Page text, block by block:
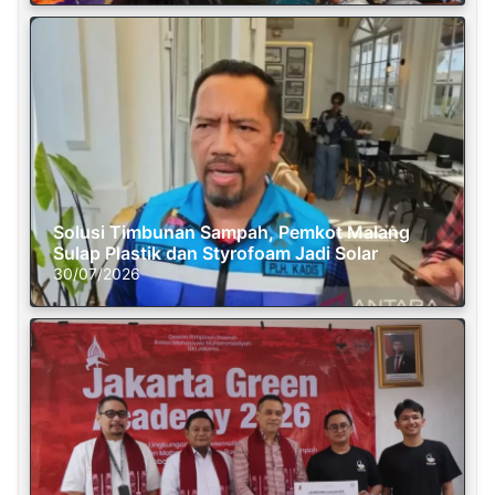
Solusi Timbunan Sampah, Pemkot Malang
Sulap Plastik dan Styrofoam Jadi Solar
30/07/2026